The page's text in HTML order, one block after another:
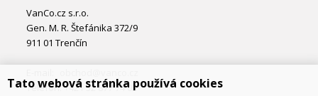
VanCo.cz s.r.o.
Gen. M. R. Štefánika 372/9
911 01 Trenčín
Telefon: +421 32 877 74 02
Tato webová stránka používá cookies